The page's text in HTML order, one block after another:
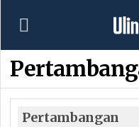
Pertambangan